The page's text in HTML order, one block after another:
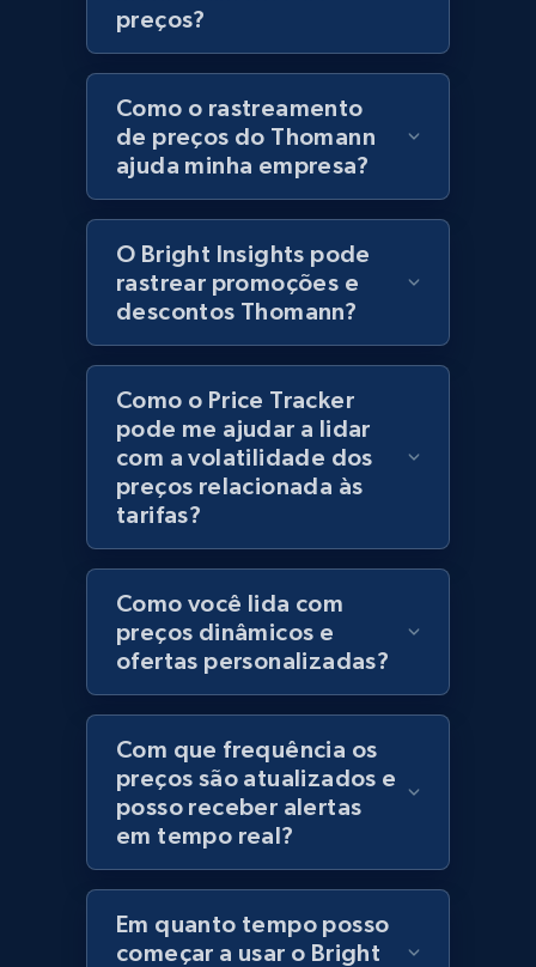
URL, Product id, Title, Product description,
Rating, Reviews count, Initial price, Discount,
and more.
1.3K+ 175+ Comece agora
Zara - Products
Category id, Product id, Product name, Price,
Currency, Colour code, Colour, Description, and
more.
Comece agora
Category id, Product id, Product name, Price,
Currency, Colour code, Colour, Description, and
1.2K+ 208+ Comece agora
Best Buy products
URL, Product id, Title, Images, Final price,
Currency, Discount, Initial price, and more.
1.1K+ 149+ Comece agora
preços?
Como o rastreamento
de preços do Thomann
ajuda minha empresa?
O Bright Insights pode
rastrear promoções e
descontos Thomann?
Como o Price Tracker
pode me ajudar a lidar
com a volatilidade dos
preços relacionada às
tarifas?
Como você lida com
preços dinâmicos e
ofertas personalizadas?
Com que frequência os
preços são atualizados e
posso receber alertas
em tempo real?
Em quanto tempo posso
começar a usar o Bright